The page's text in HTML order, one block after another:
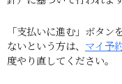
「支払いに進む」ボタ
ないという方は、 マイ予
度やり直してください。